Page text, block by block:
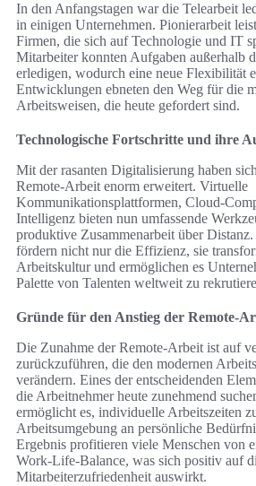
In den Anfangstagen war die Telearbeit
in einigen Unternehmen. Pionierarbeit
Firmen, die sich auf Technologie und IT
Mitarbeiter konnten Aufgaben außerhalb
erledigen, wodurch eine neue Flexibilität
Entwicklungen ebneten den Weg für die
Arbeitsweisen, die heute gefordert sind.
Technologische Fortschritte und ihre
Mit der rasanten Digitalisierung haben
Remote-Arbeit enorm erweitert. Virtuelle
Kommunikationsplattformen, Cloud-
Intelligenz bieten nun umfassende
produktive Zusammenarbeit über
fördern nicht nur die Effizienz, sie
Arbeitskultur und ermöglichen es
Palette von Talenten weltweit zu
Gründe für den Anstieg der Remote-
Die Zunahme der Remote-Arbeit ist auf
zurückzuführen, die den modernen
verändern. Eines der entscheidenden
die Arbeitnehmer heute zunehmend
ermöglicht es, individuelle Arbeitszeiten
Arbeitsumgebung an persönliche
Ergebnis profitieren viele Menschen von
Work-Life-Balance, was sich positiv auf
Mitarbeiterzufriedenheit auswirkt.